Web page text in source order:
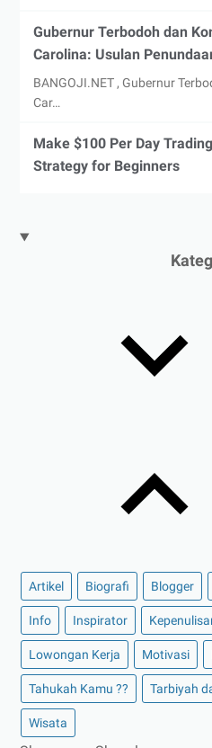
Gubernur Terbodoh dan
Carolina: Usulan
BANGOJI.NET , Gubernur
Car…
Make $100 Per Day
Strategy for Beginners
Artikel Biografi Blogger
Info Inspirator
Lowongan Kerja Motivasi
Tahukah Kamu ?? Tarbiyah
Wisata